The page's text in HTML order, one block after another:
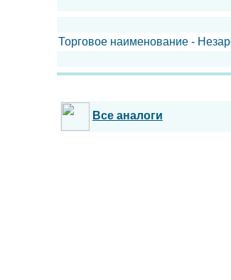
Торговое наименование -
Все аналоги